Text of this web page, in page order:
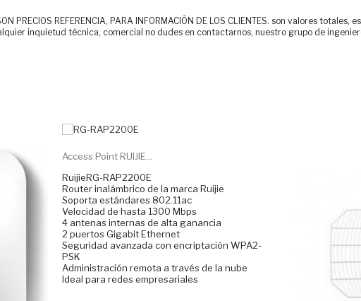
PRECIOS REFERENCIA, PARA INFORMACIÓN DE LOS CLIENTES. son valores
inquietud técnica, comercial no dudes en contactarnos, nuestro grupo de
Access Point RUIJIE...
RuijieRG-RAP2200E
Router inalámbrico de la marca Ruijie
Soporta estándares 802.11ac
Velocidad de hasta 1300 Mbps
4 antenas internas de alta ganancia
2 puertos Gigabit Ethernet
Seguridad avanzada con encriptación WPA2-
PSK
Administración remota a través de la nube
Ideal para redes empresariales